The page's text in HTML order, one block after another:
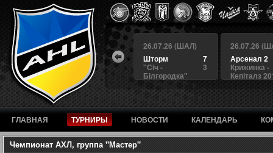
4
4
26.07.26 (ШАЛ)
3
БЕРКУТ
1
Альянс
26.07.26 (ШАЛ)
7
Шторм
3
"Сiч -
Білгородка"
26.07.26
Арсенал 2
Крижинка -
Кепіталз
ГЛАВНАЯ ТУРНИРЫ НОВОСТИ КАЛЕНДАРЬ
Чемпионат АХЛ, группа "Мастер"